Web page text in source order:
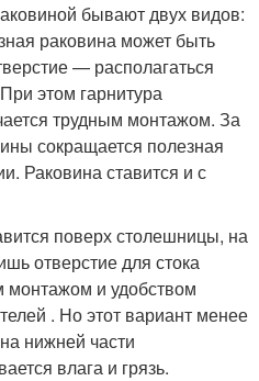
бывают двух видов:
раковина может быть
— располагаться
этом гарнитура
трудным монтажом. За
сокращается полезная
Раковина ставится и с
поверх столешницы, на
отверстие для стока
и удобством
. Но этот вариант менее
нижней части
влага и грязь.